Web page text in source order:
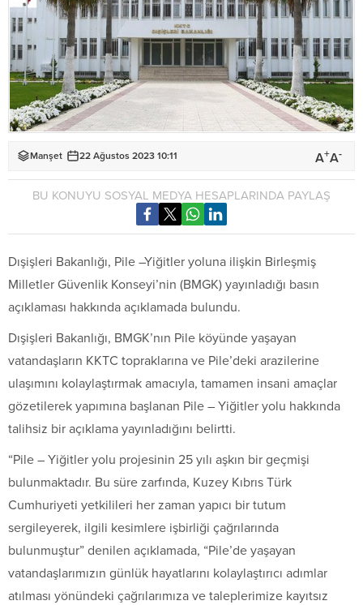
Manşet 22 Ağustos 2023 10:11 A+A-
BU KONUYU SOSYAL MEDYA HESAPLARINDA PAYLAŞ
Dışişleri Bakanlığı, Pile –Yiğitler yoluna ilişkin Birleşmiş
Milletler Güvenlik Konseyi’nin (BMGK) yayınladığı basın
açıklaması hakkında açıklamada bulundu.
Dışişleri Bakanlığı, BMGK’nın Pile köyünde yaşayan
vatandaşların KKTC topraklarına ve Pile’deki arazilerine
ulaşımını kolaylaştırmak amacıyla, tamamen insani amaçlar
gözetilerek yapımına başlanan Pile – Yiğitler yolu hakkında
talihsiz bir açıklama yayınladığını belirtti.
“Pile – Yiğitler yolu projesinin 25 yılı aşkın bir geçmişi
bulunmaktadır. Bu süre zarfında, Kuzey Kıbrıs Türk
Cumhuriyeti yetkilileri her zaman yapıcı bir tutum
sergileyerek, ilgili kesimlere işbirliği çağrılarında
bulunmuştur” denilen açıklamada, “Pile’de yaşayan
vatandaşlarımızın günlük hayatlarını kolaylaştırıcı adımlar
atılması yönündeki çağrılarımıza ve taleplerimize kayıtsız